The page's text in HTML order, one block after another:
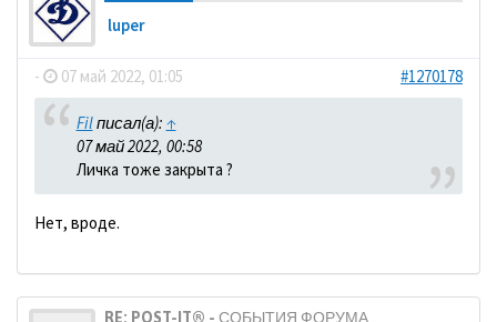
luper
- 07 май 2022, 01:05 #1270178
Filписал(а): ↑
07 май 2022, 00:58
Личка тоже закрыта ?
Нет, вроде.
RE: POST-IT® - СОБЫТИЯ ФОРУМА